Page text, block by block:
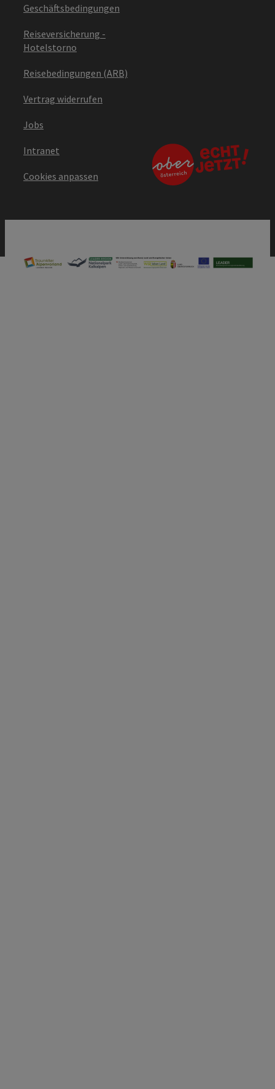
Geschäftsbedingungen
Reiseversicherung -
Hotelstorno
Reisebedingungen (ARB)
Vertrag widerrufen
Jobs
Intranet
Cookies anpassen